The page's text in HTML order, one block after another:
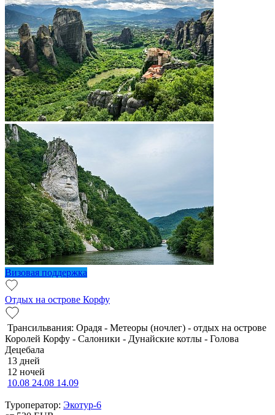
Визовая поддержка
Отдых на острове Корфу
Трансильвания: Орадя - Метеоры (ночлег) - отдых на острове
Королей Корфу - Салоники - Дунайские котлы - Голова
Децебала
13 дней
12 ночей
10.08 24.08 14.09
Туроператор: Экотур-6